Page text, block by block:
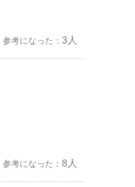
参考になった： 3人
参考になった： 8人